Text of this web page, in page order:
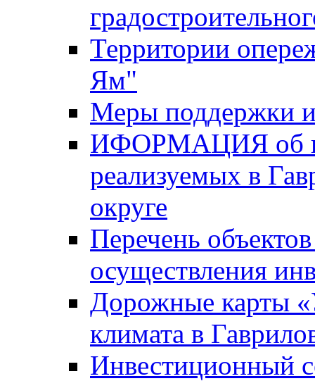
Территории
Ям"
Меры поддержки
ИФОРМАЦИЯ об
реализуемых в
округе
Перечень
осуществления
Дорожные карты
климата в
Инвестиционный